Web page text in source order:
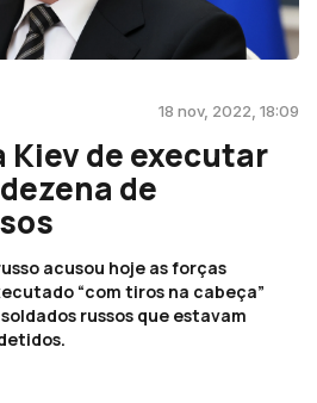
18 nov, 2022, 18:09
Kiev de executar
de
acusou hoje as forças
“com tiros na cabeça”
russos que estavam